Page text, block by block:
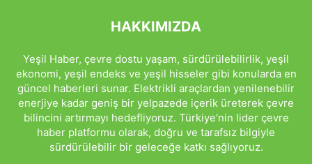
HAKKIMIZDA
Yeşil Haber, çevre dostu yaşam, sürdürülebilirlik, yeşil
ekonomi, yeşil endeks ve yeşil hisseler gibi konularda en
güncel haberleri sunar. Elektrikli araçlardan yenilenebilir
enerjiye kadar geniş bir yelpazede içerik üreterek çevre
bilincini artırmayı hedefliyoruz. Türkiye'nin lider çevre
haber platformu olarak, doğru ve tarafsız bilgiyle
sürdürülebilir bir geleceğe katkı sağlıyoruz.